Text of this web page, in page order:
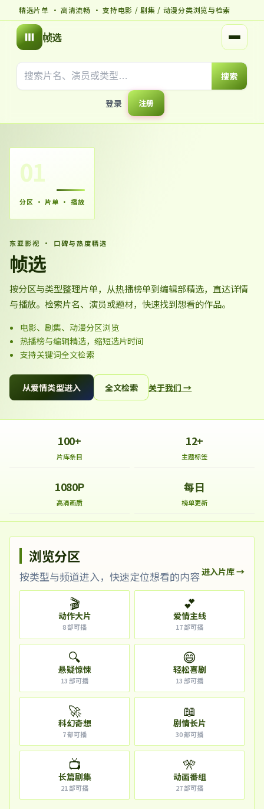
精选片单 · 高清流畅 · 支持电影 / 剧集 / 动漫分类浏览与检索
帧选 打开
搜索
登录 注册
01
分区 · 片单 · 播放
东亚影视 · 口碑与热度精选
帧选
按分区与类型整理片单，从热播榜单到编辑部精选，直达详情
与播放。检索片名、演员或题材，快速找到想看的作品。
电影、剧集、动漫分区浏览
热播榜与编辑精选，缩短选片时间
支持关键词全文检索
从爱情类型进入 全文检索 关于我们 →
100+
片库条目
12+
主题标签
1080P
高清画质
每日
榜单更新
浏览分区
按类型与频道进入，快速定位想看的内容进入片库 →
🎬
动作大片
8部可播
💕
爱情主线
17部可播
🔍
悬疑惊悚
13部可播
😄
轻松喜剧
13部可播
🚀
科幻奇想
7部可播
📖
剧情长片
30部可播
📺
长篇剧集
21部可播
🎌
动画番组
27部可播